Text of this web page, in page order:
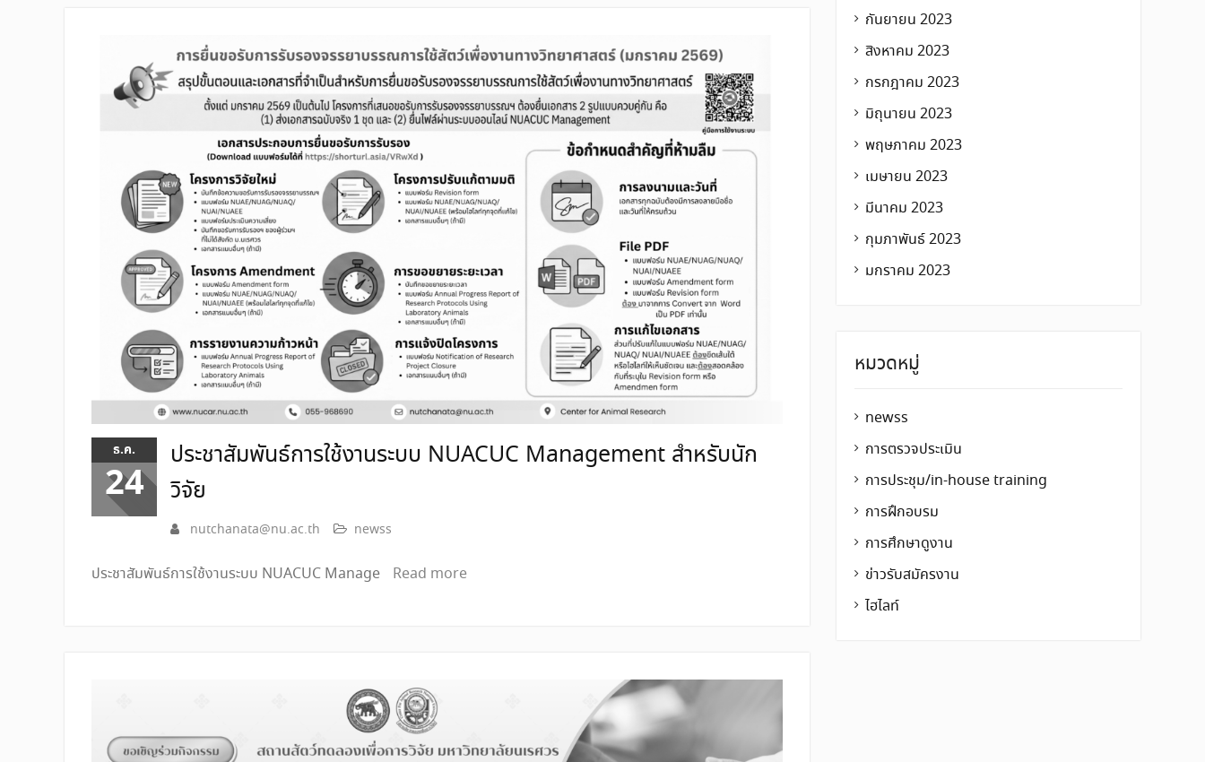
ธ.ค.
24
ประชาสัมพันธ์การใช้งานระบบ NUACUC Management สำหรับนัก
วิจัย
nutchanata@nu.ac.th newss
ประชาสัมพันธ์การใช้งานระบบ NUACUC Manage Read more
กันยายน 2023
สิงหาคม 2023
กรกฎาคม 2023
มิถุนายน 2023
พฤษภาคม 2023
เมษายน 2023
มีนาคม 2023
กุมภาพันธ์ 2023
มกราคม 2023
หมวดหมู่
newss
การตรวจประเมิน
การประชุม/in-house training
การฝึกอบรม
การศึกษาดูงาน
ข่าวรับสมัครงาน
ไฮไลท์